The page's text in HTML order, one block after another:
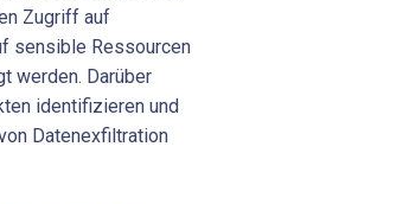
Zugriff auf
sensible Ressourcen
werden. Darüber
identifizieren und
Datenexfiltration